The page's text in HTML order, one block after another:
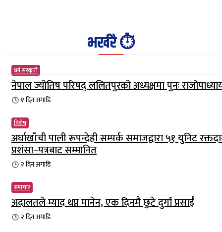
भर्खरै ⏱️
धर्म संस्कृती
नेपाल ज्योतिष परिषद् ललितपुरको अध्यक्षमा पुनः
१ दिनअगाडि
विशेष
अर्घाखाँची पाली रूपन्देही सम्पर्क समाजद्वारा ५१ युनिट
प्रशंसा–पत्रबाट सम्मानित
२ दिनअगाडि
समाचार
अदालतले म्याद थप्न मानेन, एक दिनमै छुटे दुर्गा प्रसाईँ
२ दिनअगाडि